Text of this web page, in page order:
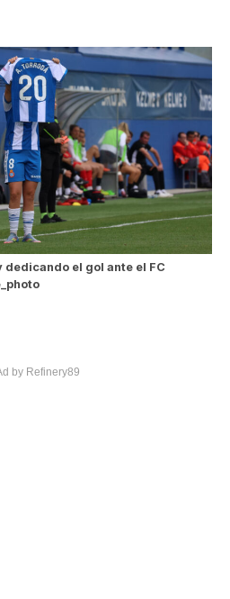
dedicando el gol ante el FC
by Refinery89